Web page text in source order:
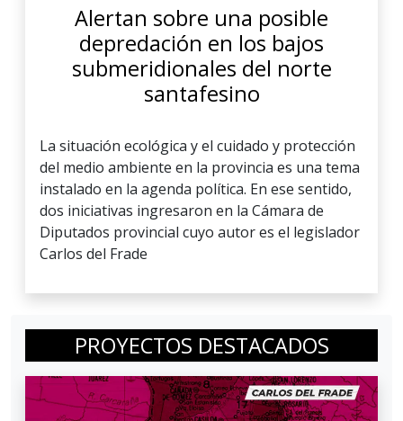
Alertan sobre una posible
depredación en los bajos
submeridionales del norte
santafesino
La situación ecológica y el cuidado y protección
del medio ambiente en la provincia es una tema
instalado en la agenda política. En ese sentido,
dos iniciativas ingresaron en la Cámara de
Diputados provincial cuyo autor es el legislador
Carlos del Frade
PROYECTOS DESTACADOS